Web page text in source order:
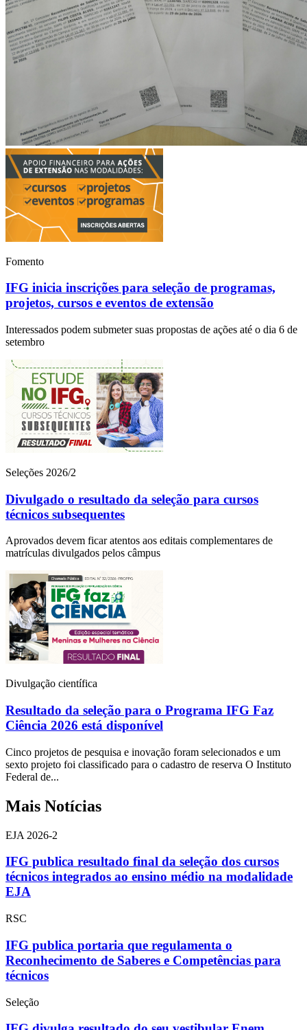
Fomento
IFG inicia inscrições para seleção de programas,
projetos, cursos e eventos de extensão
Interessados podem submeter suas propostas de ações até o dia 6 de
setembro
Seleções 2026/2
Divulgado o resultado da seleção para cursos
técnicos subsequentes
Aprovados devem ficar atentos aos editais complementares de
matrículas divulgados pelos câmpus
Divulgação científica
Resultado da seleção para o Programa IFG Faz
Ciência 2026 está disponível
Cinco projetos de pesquisa e inovação foram selecionados e um
sexto projeto foi classificado para o cadastro de reserva O Instituto
Federal de...
Mais Notícias
EJA 2026-2
IFG publica resultado final da seleção dos cursos
técnicos integrados ao ensino médio na modalidade
EJA
RSC
IFG publica portaria que regulamenta o
Reconhecimento de Saberes e Competências para
técnicos
Seleção